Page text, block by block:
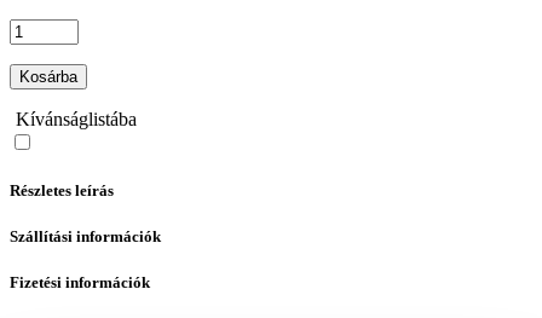
Kosárba
Kívánságlistába
Részletes leírás
Szállítási információk
Fizetési információk